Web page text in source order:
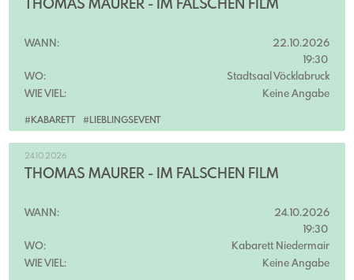
#KABARETT #LIEBLINGSEVENT
THOMAS MAURER - IM FALSCHEN FILM
WANN:
22.10.2026
19:30
WO:
Stadtsaal Vöcklabruck
WIE VIEL:
Keine Angabe
24.10.2026
THOMAS MAURER - IM FALSCHEN FILM
WANN:
24.10.2026
19:30
WO:
Kabarett Niedermair
WIE VIEL:
Keine Angabe